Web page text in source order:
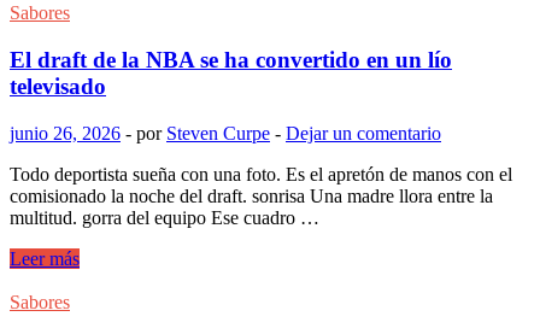
de
NBA
se
ha
en
un
lío
televisado
Sabores
El draft de la NBA se ha convertido en un lío
televisado
junio 26, 2026 - por Steven Curpe - Dejar un comentario
Todo deportista sueña con una foto. Es el apretón de manos con el
comisionado la noche del draft. sonrisa Una madre llora entre la
multitud. gorra del equipo Ese cuadro …
El
de
Leer más
Sabores